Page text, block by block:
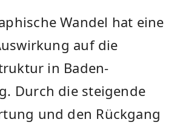
Wandel hat ​eine
auf die
in Baden-
Durch die steigende
und den‍ Rückgang